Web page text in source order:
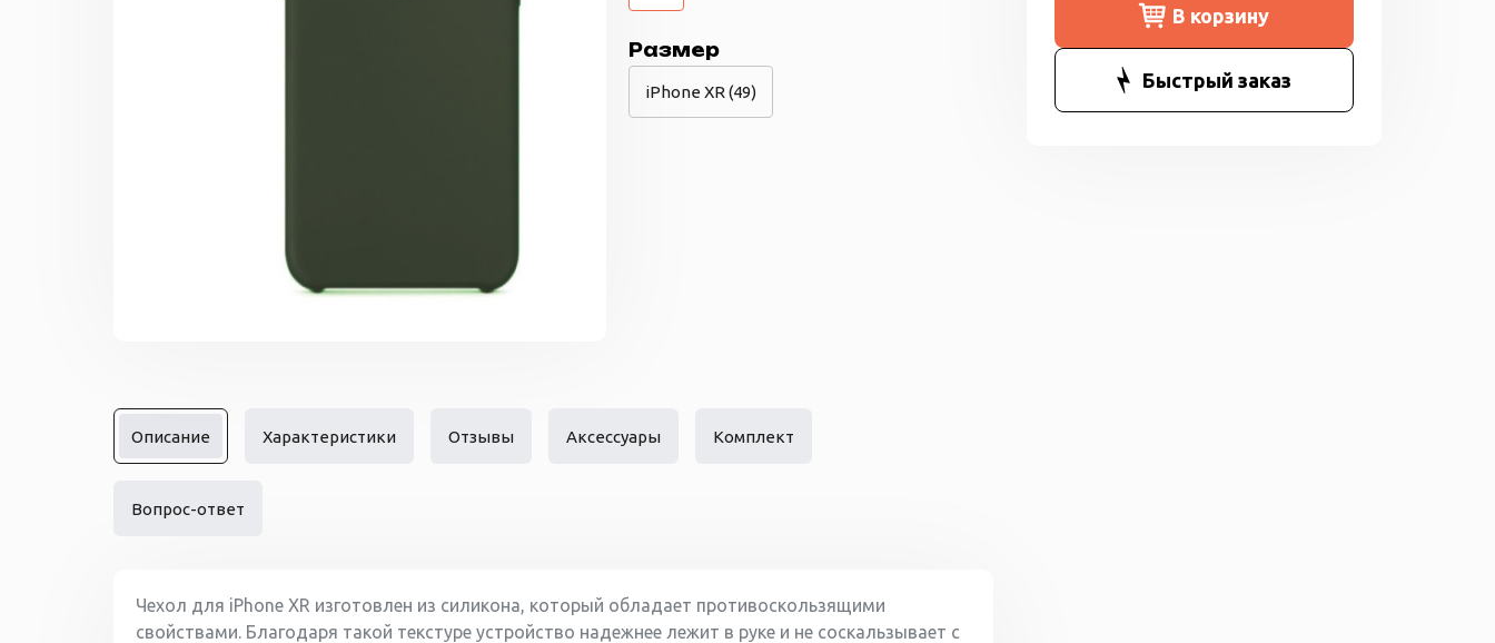
Размер
iPhone XR (49)
В корзину
Быстрый заказ
Описание Характеристики Отзывы Аксессуары Комплект
Вопрос-ответ
Чехол для iPhone XR изготовлен из силикона, который обладает противоскользящими
свойствами. Благодаря такой текстуре устройство надежнее лежит в руке и не соскальзывает с